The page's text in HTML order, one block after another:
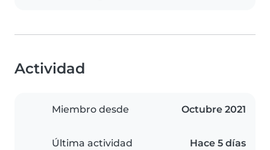
Actividad
Miembro desde Octubre 2021
Última actividad Hace 5 días